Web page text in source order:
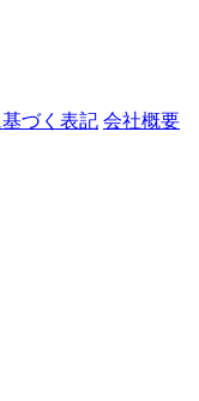
づく表記 会社概要